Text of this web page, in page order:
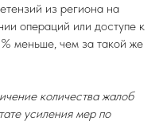
из региона на
операций или доступе к
меньше, чем за такой же
количества жалоб
усиления мер по